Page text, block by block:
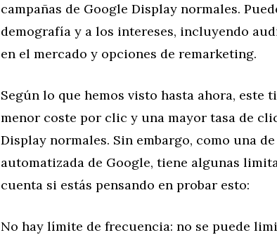
campañas de Google Display normales.
demografía y a los intereses, incluyendo
en el mercado y opciones de remarketing.
Según lo que hemos visto hasta ahora, este
menor coste por clic y una mayor tasa de
Display normales. Sin embargo, como una
automatizada de Google, tiene algunas
cuenta si estás pensando en probar esto:
No hay límite de frecuencia: no se puede